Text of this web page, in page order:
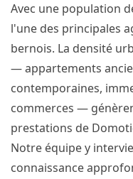
Avec une population
l'une des principales
bernois. La densité
— appartements
contemporaines,
commerces —
prestations de
Notre équipe y
connaissance